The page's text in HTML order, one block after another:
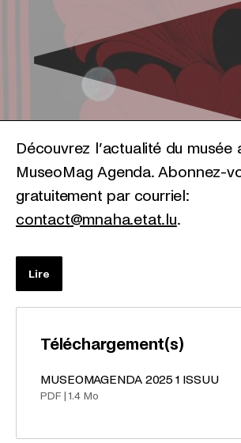
Découvrez l’actualité du musée
MuseoMag Agenda. Abonnez-
gratuitement par courriel:
contact@mnaha.etat.lu.
Lire
Téléchargement(s)
Télécharger
MUSEOMAGENDA 2025 1 ISSUU
PDF 1.4 Mo